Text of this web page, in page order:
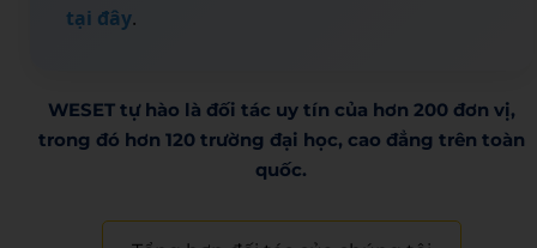
tại đây.
WESET tự hào là đối tác uy tín của hơn 200 đơn vị,
trong đó hơn 120 trường đại học, cao đẳng trên toàn
quốc.​